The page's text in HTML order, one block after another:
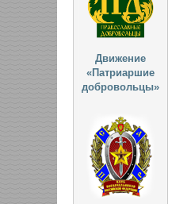
Движение
«Патриаршие
добровольцы»